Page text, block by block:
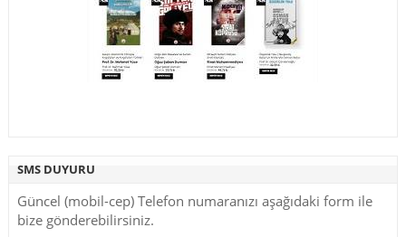
SMS DUYURU
Güncel (mobil-cep) Telefon numaranızı aşağıdaki form ile
bize gönderebilirsiniz.